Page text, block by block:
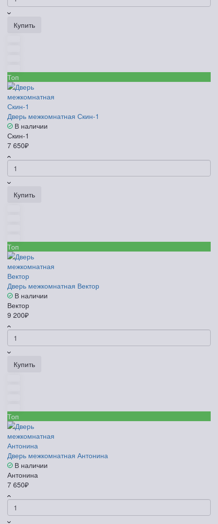
Купить
Топ
Дверь межкомнатная Скин-1
В наличии
Скин-1
7 650₽
Купить
Топ
Дверь межкомнатная Вектор
В наличии
Вектор
9 200₽
Купить
Топ
Дверь межкомнатная Антонина
В наличии
Антонина
7 650₽